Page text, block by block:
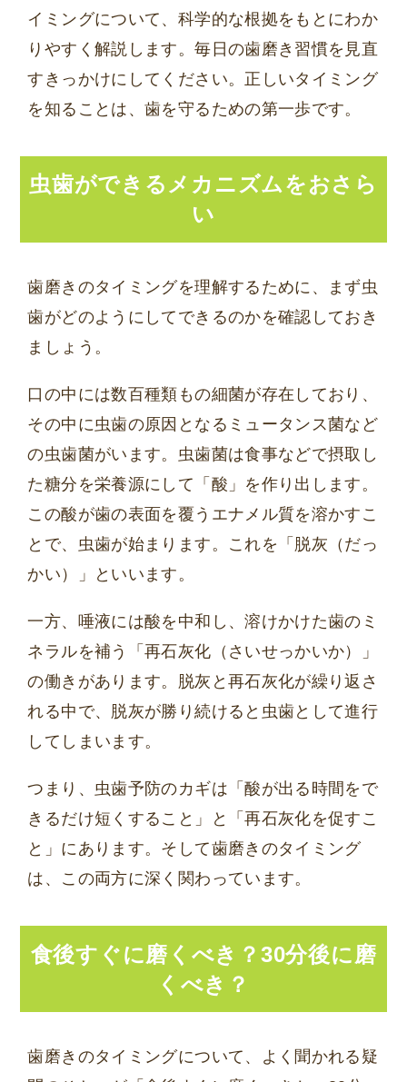
イミングについて、科学的な根拠をもとにわか
りやすく解説します。毎日の歯磨き習慣を見直
すきっかけにしてください。正しいタイミング
を知ることは、歯を守るための第一歩です。
虫歯ができるメカニズムをおさら
い
歯磨きのタイミングを理解するために、まず虫
歯がどのようにしてできるのかを確認しておき
ましょう。
口の中には数百種類もの細菌が存在しており、
その中に虫歯の原因となるミュータンス菌など
の虫歯菌がいます。虫歯菌は食事などで摂取し
た糖分を栄養源にして「酸」を作り出します。
この酸が歯の表面を覆うエナメル質を溶かすこ
とで、虫歯が始まります。これを「脱灰（だっ
かい）」といいます。
一方、唾液には酸を中和し、溶けかけた歯のミ
ネラルを補う「再石灰化（さいせっかいか）」
の働きがあります。脱灰と再石灰化が繰り返さ
れる中で、脱灰が勝り続けると虫歯として進行
してしまいます。
つまり、虫歯予防のカギは「酸が出る時間をで
きるだけ短くすること」と「再石灰化を促すこ
と」にあります。そして歯磨きのタイミング
は、この両方に深く関わっています。
食後すぐに磨くべき？30分後に磨
くべき？
歯磨きのタイミングについて、よく聞かれる疑